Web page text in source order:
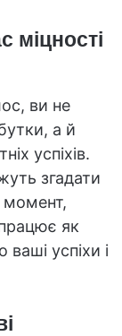
міцності
ви не
а й
успіхів.
згадати
момент,
як
успіхи і